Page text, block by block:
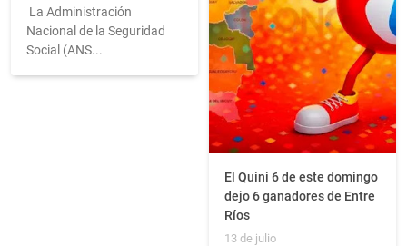
La Administración
Nacional de la Seguridad
Social (ANS...
El Quini 6 de este domingo
dejo 6 ganadores de Entre
Ríos
13 de julio